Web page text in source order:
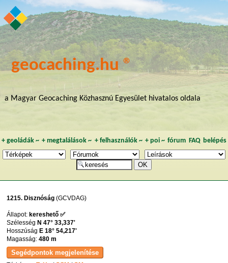
geocaching.hu ®
a Magyar Geocaching Közhasznú Egyesület hivatalos oldala
+ geoládák~ +megtalálások ~ + felhasználók~ + poi~ fórum FAQ belépés
1215. Disznóság (GCVDAG)
Állapot: kereshető ✅
Szélesség N 47° 33,337'
Hosszúság E 18° 54,217'
Magasság:480 m